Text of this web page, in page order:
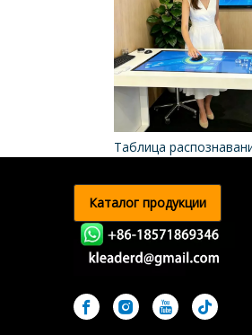
Каталог продукции